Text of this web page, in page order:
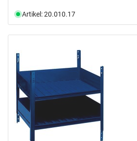
Artikel: 20.010.17